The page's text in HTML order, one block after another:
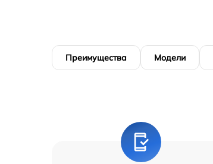
Преимущества Модели